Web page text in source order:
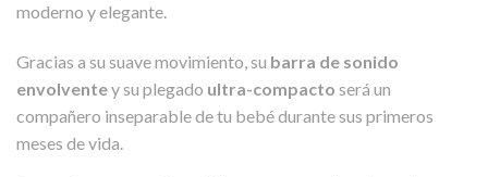
moderno y elegante.
Gracias a su suave movimiento, su barra de sonido
envolventey su plegado ultra-compacto será un
compañero inseparable de tu bebé durante sus primeros
meses de vida.